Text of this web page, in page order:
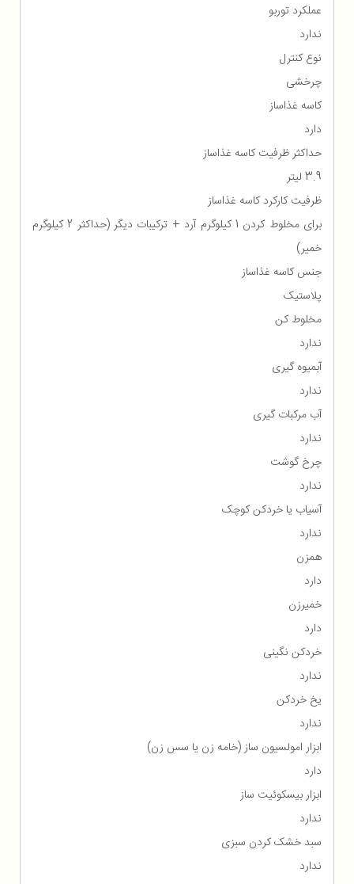
عملکرد توربو
ندارد
نوع کنترل
چرخشی
کاسه غذاساز
دارد
حداکثر ظرفیت کاسه غذاساز
3.9 لیتر
ظرفیت کارکرد کاسه غذاساز
برای مخلوط کردن 1 کیلوگرم آرد + ترکیبات دیگر (حداکثر 2 کیلوگرم
خمیر)
جنس کاسه غذاساز
پلاستیک
مخلوط کن
ندارد
آبمیوه گیری
ندارد
آب مرکبات گیری
ندارد
چرخ گوشت
ندارد
آسیاب یا خردکن کوچک
ندارد
همزن
دارد
خمیرزن
دارد
خردکن نگینی
ندارد
یخ خردکن
ندارد
ابزار امولسیون ساز (خامه زن یا سس زن)
دارد
ابزار بیسکوئیت ساز
ندارد
سبد خشک کردن سبزی
ندارد